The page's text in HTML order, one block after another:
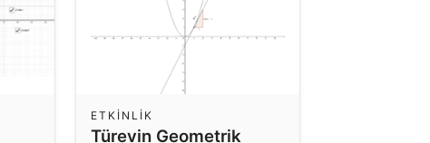
Türevin Geometrik
ETKINLIK